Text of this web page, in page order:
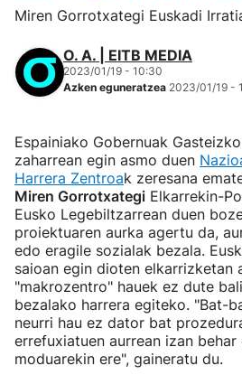
Miren Gorrotxategi Euskadi
O. A. | EITB MEDIA
2023/01/19 - 10:30
Azken eguneratzea 2023/01/19 -
Espainiako Gobernuak
zaharrean egin asmo duen
Harrera Zentroak zeresana
Miren Gorrotxategi Elkarrekin-
Eusko Legebiltzarrean duen
proiektuaren aurka agertu da,
edo eragile sozialak bezala.
saioan egin dioten elkarrizketan
"makrozentro" hauek ez dute
bezalako harrera egiteko. "Bat-
neurri hau ez dator bat
errefuxiatuen aurrean izan
moduarekin ere", gaineratu du.